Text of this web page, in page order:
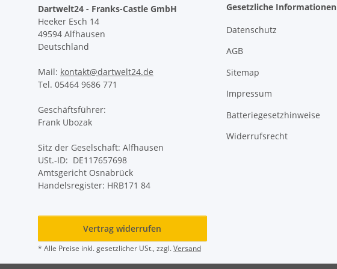
Dartwelt24 - Franks-Castle GmbH
Heeker Esch 14
49594 Alfhausen
Deutschland
Mail: kontakt@dartwelt24.de
Tel. 05464 9686 771
Geschäftsführer:
Frank Ubozak
Sitz der Geselschaft: Alfhausen
USt.-ID: DE117657698
Amtsgericht Osnabrück
Handelsregister: HRB171 84
Gesetzliche Informationen
Datenschutz
AGB
Sitemap
Impressum
Batteriegesetzhinweise
Widerrufsrecht
Vertrag widerrufen
* Alle Preise inkl. gesetzlicher USt., zzgl.Versand